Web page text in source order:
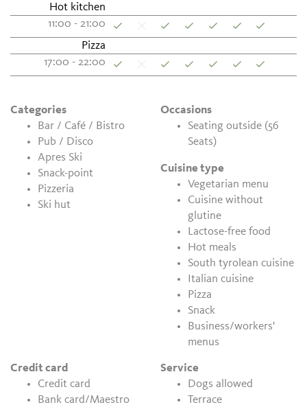
Hot kitchen
11:00 - 21:00
Pizza
17:00 - 22:00
Categories
Bar / Café / Bistro
Pub / Disco
Apres Ski
Snack-point
Pizzeria
Ski hut
Occasions
Seating outside (56
Seats)
Cuisine type
Vegetarian menu
Cuisine without
glutine
Lactose-free food
Hot meals
South tyrolean cuisine
Italian cuisine
Pizza
Snack
Business/workers'
menus
Credit card
Credit card
Bank card/Maestro
Service
Dogs allowed
Terrace